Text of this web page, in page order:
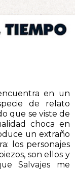
en un
de relato
que se viste de
choca en
un extraño
los personajes
son ellos y
Salvajes me